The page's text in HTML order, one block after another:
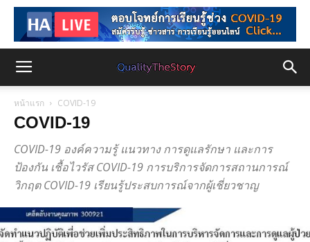
หน้าแรก COVID-19
COVID-19
COVID-19 องค์ความรู้ แนวทาง การดูแลรักษา และการ
ป้องกัน เชื้อไวรัส COVID-19 การบริการจัดการสถานการณ์
วิกฤต COVID-19 เรียนรู้ประสบการณ์จากผู้เชี่ยวชาญ